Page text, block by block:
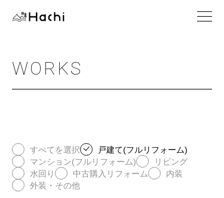
WORKS
すべてを選択
戸建て(フルリフォーム)
マンション(フルリフォーム)
リビング
水回り
中古購入リフォーム
内装
外装・その他